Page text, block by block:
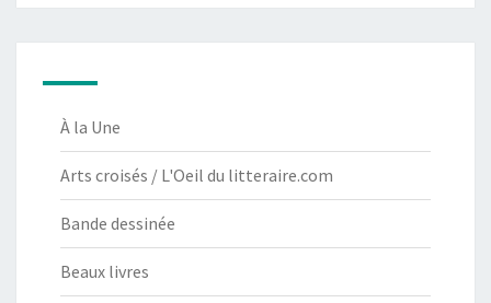
À la Une
Arts croisés / L'Oeil du litteraire.com
Bande dessinée
Beaux livres